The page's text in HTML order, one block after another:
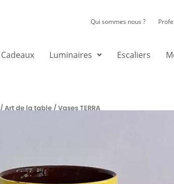
Qui sommes nous ?
Cadeaux Luminaires Escaliers
/Art de la table / Vases TERRA